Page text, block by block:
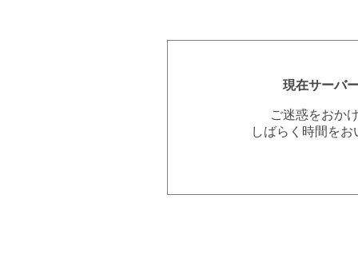
現在サーバ
ご迷惑をおか
しばらく時間を